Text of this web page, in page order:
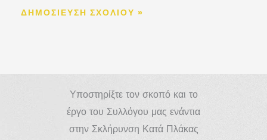
Υποστηρίξτε τον σκοπό και το
έργο του Συλλόγου μας ενάντια
στην Σκλήρυνση Κατά Πλάκας